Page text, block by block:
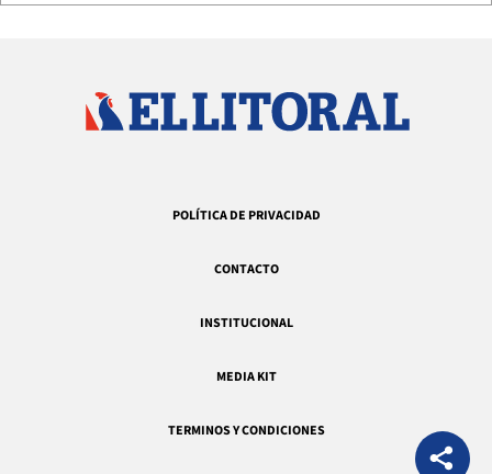
POLÍTICA DE PRIVACIDAD
CONTACTO
INSTITUCIONAL
MEDIA KIT
TERMINOS Y CONDICIONES